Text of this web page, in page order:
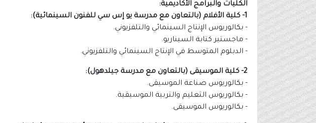
الكليات والبرامج الأكاديمية:
1- كلية الأفلام (بالتعاون مع مدرسة يو إس سي للفنون السينمائية):
- بكالوريوس الإنتاج السينمائي والتلفزيوني.
- ماجستير كتابة السيناريو.
- الدبلوم المتوسط في الإنتاج السينمائي والتلفزيوني.
2- كلية الموسيقى (بالتعاون مع مدرسة جيلدهول):
- بكالوريوس صناعة الموسيقى.
- بكالوريوس التعليم والتربية الموسيقية.
- بكالوريوس الموسيقى.